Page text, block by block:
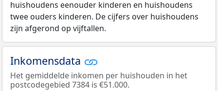
huishoudens eenouder kinderen en huishoudens
twee ouders kinderen. De cijfers over huishoudens
zijn afgerond op vijftallen.
Inkomensdata
Het gemiddelde inkomen per huishouden in het
postcodegebied 7384 is €51.000.